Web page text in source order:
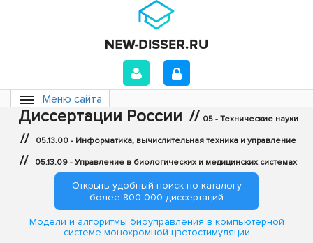
Меню сайта
Диссертации России // 05 - Технические науки
// 05.13.00 - Информатика, вычислительная техника и управление
// 05.13.09 - Управление в биологических и медицинских системах
Открыть удобный поиск по каталогу
более 800 000 диссертаций
Модели и алгоритмы биоуправления в компьютерной
системе монохромной цветостимуляции